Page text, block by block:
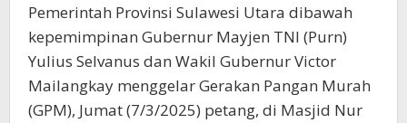
Pemerintah Provinsi Sulawesi Utara dibawah
kepemimpinan Gubernur Mayjen TNI (Purn)
Yulius Selvanus dan Wakil Gubernur Victor
Mailangkay menggelar Gerakan Pangan Murah
(GPM), Jumat (7/3/2025) petang, di Masjid Nur